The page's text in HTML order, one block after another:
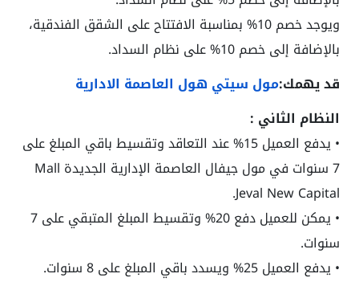
ويوجد خصم 10% بمناسبة الافتتاح على الشقق الفندقية،
بالإضافة إلى خصم 10% على نظام السداد.
قد يهمك:مول سيتي هول العاصمة الادارية
النظام الثاني :
• يدفع العميل 15% عند التعاقد وتقسيط باقي المبلغ على
7 سنوات في
مول جيفال العاصمة الإدارية الجديدة Mall
Jeval New Capital
.
• يمكن للعميل دفع 20% وتقسيط المبلغ المتبقي على 7
سنوات.
• يدفع العميل 25% ويسدد باقي المبلغ على 8 سنوات.